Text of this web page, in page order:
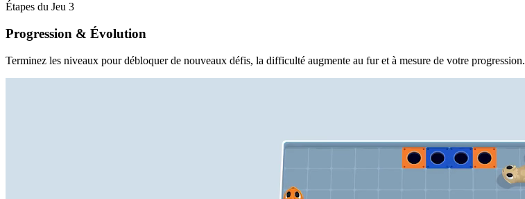
Étapes du Jeu 3
Progression & Évolution
Terminez les niveaux pour débloquer de nouveaux défis, la difficulté augmente au fur et à mesure de votre progression.